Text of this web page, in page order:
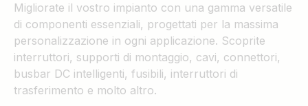
esempio
SmartSolar
Multiplus-
Orion
Migliorate il vostro impianto con una gamma versatile
di componenti essenziali, progettati per la massima
personalizzazione in ogni applicazione. Scoprite
interruttori, supporti di montaggio, cavi, connettori,
busbar DC intelligenti, fusibili, interruttori di
trasferimento e molto altro.